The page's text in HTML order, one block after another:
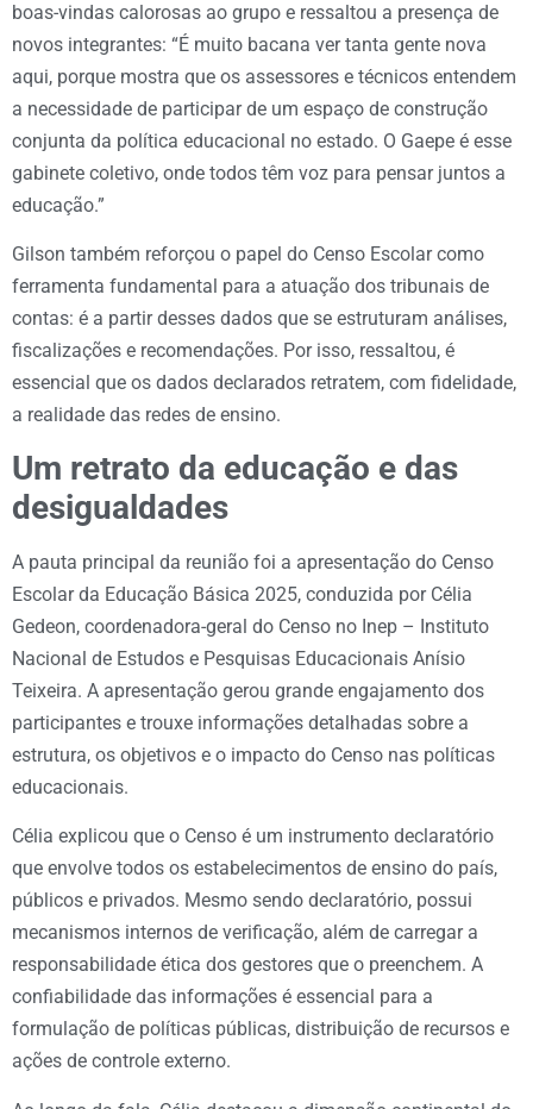
boas-vindas calorosas ao grupo e ressaltou a presença de
novos integrantes: “É muito bacana ver tanta gente nova
aqui, porque mostra que os assessores e técnicos entendem
a necessidade de participar de um espaço de construção
conjunta da política educacional no estado. O Gaepe é esse
gabinete coletivo, onde todos têm voz para pensar juntos a
educação.”
Gilson também reforçou o papel do Censo Escolar como
ferramenta fundamental para a atuação dos tribunais de
contas: é a partir desses dados que se estruturam análises,
fiscalizações e recomendações. Por isso, ressaltou, é
essencial que os dados declarados retratem, com fidelidade,
a realidade das redes de ensino.
Um retrato da educação e das
desigualdades
A pauta principal da reunião foi a apresentação do Censo
Escolar da Educação Básica 2025, conduzida por Célia
Gedeon, coordenadora-geral do Censo no Inep – Instituto
Nacional de Estudos e Pesquisas Educacionais Anísio
Teixeira. A apresentação gerou grande engajamento dos
participantes e trouxe informações detalhadas sobre a
estrutura, os objetivos e o impacto do Censo nas políticas
educacionais.
Célia explicou que o Censo é um instrumento declaratório
que envolve todos os estabelecimentos de ensino do país,
públicos e privados. Mesmo sendo declaratório, possui
mecanismos internos de verificação, além de carregar a
responsabilidade ética dos gestores que o preenchem. A
confiabilidade das informações é essencial para a
formulação de políticas públicas, distribuição de recursos e
ações de controle externo.